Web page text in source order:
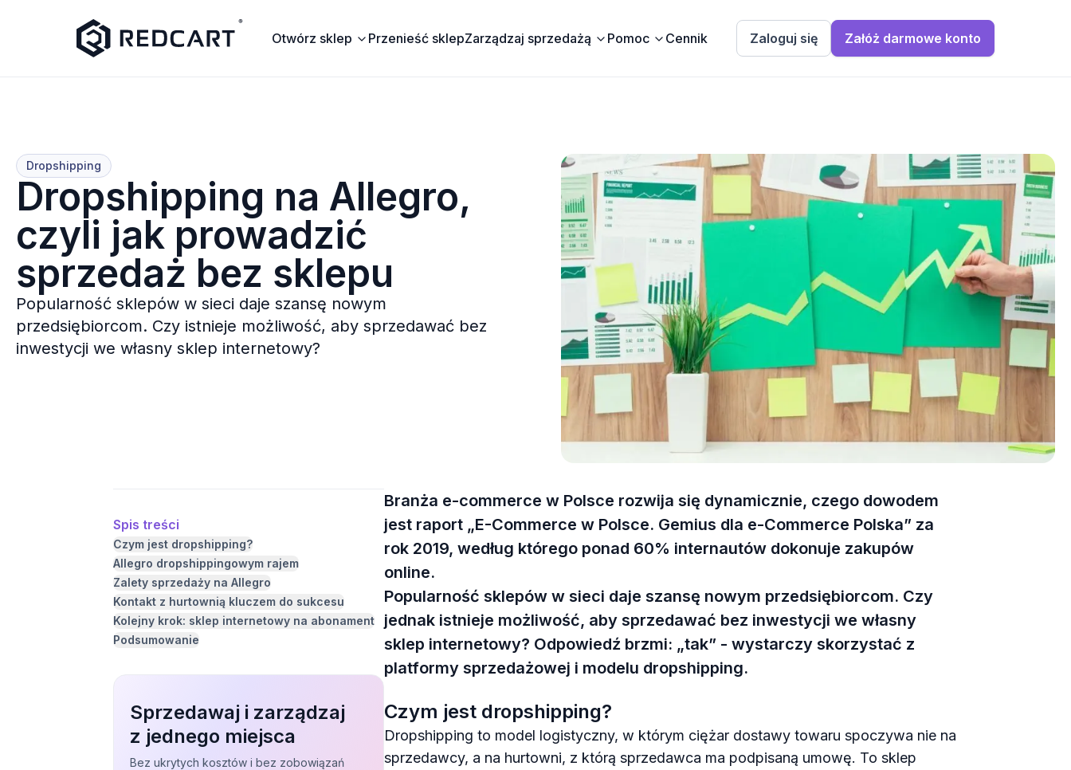
Otwórz sklep Przenieść sklepZarządzaj sprzedażą Pomoc Cennik Zaloguj się Załóż darmowe konto
Dropshipping
Dropshipping na Allegro,
czyli jak prowadzić
sprzedaż bez sklepu
Popularność sklepów w sieci daje szansę nowym
przedsiębiorcom. Czy istnieje możliwość, aby sprzedawać bez
inwestycji we własny sklep internetowy?
Spis treści
Czym jest dropshipping?
Allegro dropshippingowym rajem
Zalety sprzedaży na Allegro
Kontakt z hurtownią kluczem do sukcesu
Kolejny krok: sklep internetowy na abonament
Podsumowanie
Sprzedawaj i zarządzaj
z jednego miejsca
Bez ukrytych kosztów i bez zobowiązań
Branża e-commerce w Polsce rozwija się dynamicznie, czego dowodem
jest raport „E-Commerce w Polsce. Gemius dla e-Commerce Polska” za
rok 2019, według którego ponad 60% internautów dokonuje zakupów
online.
Popularność sklepów w sieci daje szansę nowym przedsiębiorcom. Czy
jednak istnieje możliwość, aby sprzedawać bez inwestycji we własny
sklep internetowy? Odpowiedź brzmi: „tak” - wystarczy skorzystać z
platformy sprzedażowej i modelu dropshipping.
Czym jest dropshipping?
Dropshipping to model logistyczny, w którym ciężar dostawy towaru spoczywa nie na
sprzedawcy, a na hurtowni, z którą sprzedawca ma podpisaną umowę. To sklep